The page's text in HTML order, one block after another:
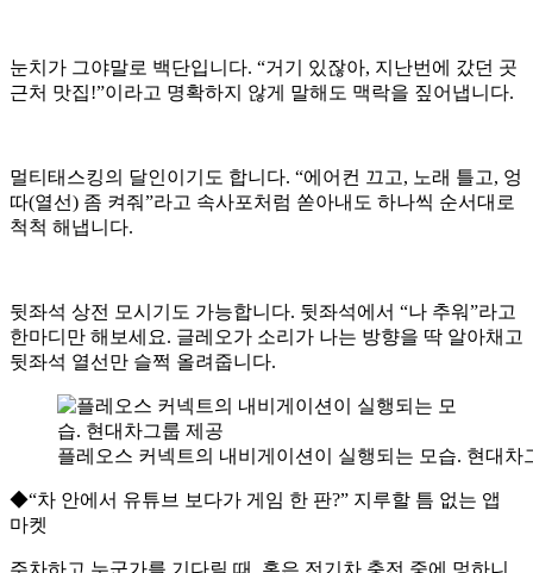
눈치가 그야말로 백단입니다. “거기 있잖아, 지난번에 갔던 곳
근처 맛집!”이라고 명확하지 않게 말해도 맥락을 짚어냅니다.
멀티태스킹의 달인이기도 합니다. “에어컨 끄고, 노래 틀고, 엉
따(열선) 좀 켜줘”라고 속사포처럼 쏟아내도 하나씩 순서대로
척척 해냅니다.
뒷좌석 상전 모시기도 가능합니다. 뒷좌석에서 “나 추워”라고
한마디만 해보세요. 글레오가 소리가 나는 방향을 딱 알아채고
뒷좌석 열선만 슬쩍 올려줍니다.
플레오스 커넥트의 내비게이션이 실행되는 모습. 현대차
◆“차 안에서 유튜브 보다가 게임 한 판?” 지루할 틈 없는 앱
마켓